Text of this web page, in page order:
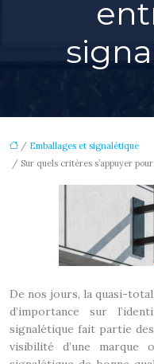
/ Emballages et signalétique
/ Sur quels critères s’appuyer
De nos jours, la quasi-
d’importance sur
signalétique fait partie
visibilité d’une marque